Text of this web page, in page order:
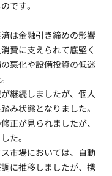
です。
は金融引き締めの影響
費に支えられて底堅く
悪化や設備投資の低迷
継続しましたが、個人
み状態となりました。
正が見られましたが、
た。
市場においては、自動
に推移しましたが、携